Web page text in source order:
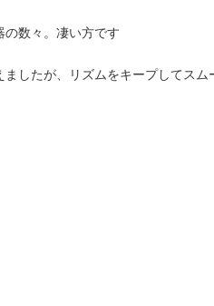
数々。凄い方です
したが、リズムをキープしてスム